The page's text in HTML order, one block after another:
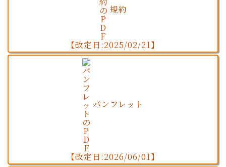
規約
【改定日:2025/02/21】
パンフレット
【改定日:2026/06/01】